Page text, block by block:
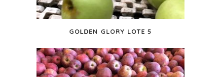
GOLDEN GLORY LOTE 5